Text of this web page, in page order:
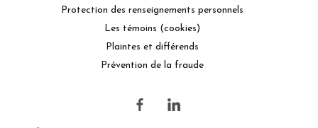
Protection des renseignements personnels
Les témoins (cookies)
Plaintes et différends
Prévention de la fraude